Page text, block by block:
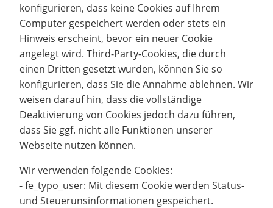
konfigurieren, dass keine Cookies auf Ihrem
Computer gespeichert werden oder stets ein
Hinweis erscheint, bevor ein neuer Cookie
angelegt wird. Third-Party-Cookies, die durch
einen Dritten gesetzt wurden, können Sie so
konfigurieren, dass Sie die Annahme ablehnen. Wir
weisen darauf hin, dass die vollständige
Deaktivierung von Cookies jedoch dazu führen,
dass Sie ggf. nicht alle Funktionen unserer
Webseite nutzen können.
Wir verwenden folgende Cookies:
- fe_typo_user: Mit diesem Cookie werden Status-
und Steuerunsinformationen gespeichert.